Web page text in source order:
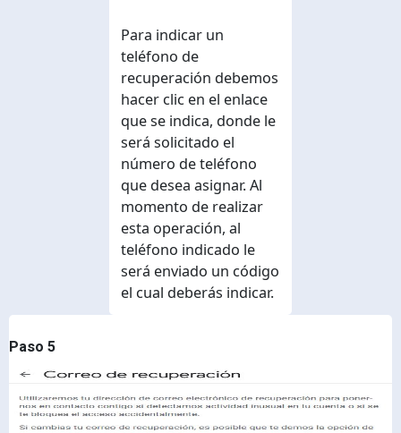
Para indicar un
teléfono de
recuperación debemos
hacer clic en el enlace
que se indica, donde le
será solicitado el
número de teléfono
que desea asignar. Al
momento de realizar
esta operación, al
teléfono indicado le
será enviado un código
el cual deberás indicar.
Paso 5